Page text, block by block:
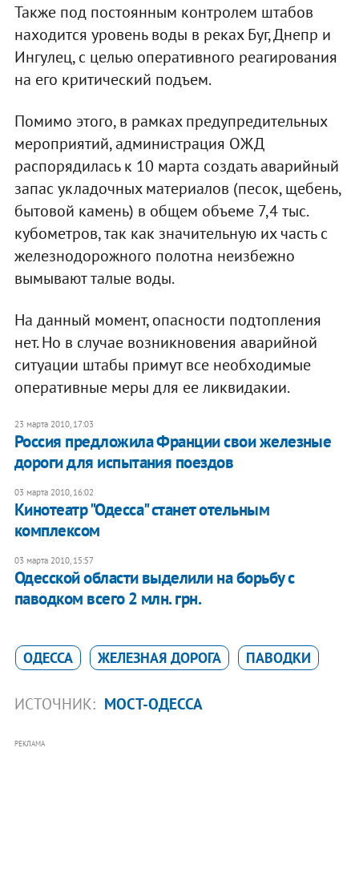
Также под постоянным контролем штабов
находится уровень воды в реках Буг, Днепр и
Ингулец, с целью оперативного реагирования
на его критический подъем.
Помимо этого, в рамках предупредительных
мероприятий, администрация ОЖД
распорядилась к 10 марта создать аварийный
запас укладочных материалов (песок, щебень,
бытовой камень) в общем объеме 7,4 тыс.
кубометров, так как значительную их часть с
железнодорожного полотна неизбежно
вымывают талые воды.
На данный момент, опасности подтопления
нет. Но в случае возникновения аварийной
ситуации штабы примут все необходимые
оперативные меры для ее ликвидакии.
23 марта 2010, 17:03
Россия предложила Франции свои железные
дороги для испытания поездов
03 марта 2010, 16:02
Кинотеатр "Одесса" станет отельным
комплексом
03 марта 2010, 15:57
Одесской области выделили на борьбу с
паводком всего 2 млн. грн.
ОДЕССА ЖЕЛЕЗНАЯ ДОРОГА ПАВОДКИ
ИСТОЧНИК: МОСТ-ОДЕССА
РЕКЛАМА